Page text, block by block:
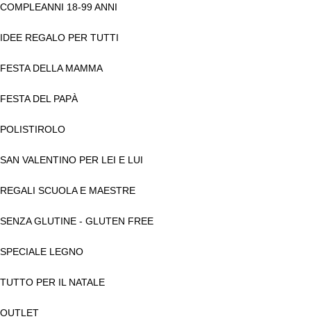
COMPLEANNI 18-99 ANNI
IDEE REGALO PER TUTTI
FESTA DELLA MAMMA
FESTA DEL PAPÀ
POLISTIROLO
SAN VALENTINO PER LEI E LUI
REGALI SCUOLA E MAESTRE
SENZA GLUTINE - GLUTEN FREE
SPECIALE LEGNO
TUTTO PER IL NATALE
OUTLET